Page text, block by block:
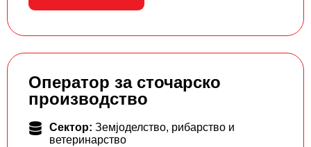
Оператор за сточарско
производство
Сектор: Земјоделство, рибарство и
ветеринарство